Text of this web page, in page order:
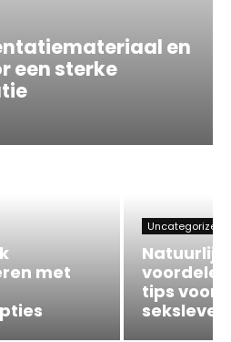
en
een sterke
met
Uncategorized
tips voor
seksleven